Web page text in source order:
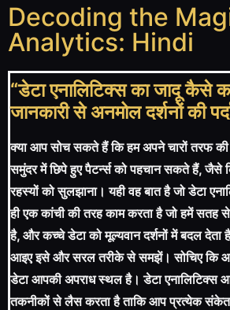
Decoding the
Analytics: Hindi
“डेटा एनालिटिक्स का जादू कैसे
जानकारी से अनमोल दर्शनों की
क्या आप सोच सकते हैं कि हम अपने चारों तरफ की
समुंदर में छिपे हुए पैटर्न्स को पहचान सकते हैं,
रहस्यों को सुलझाना। यही वह बात है जो डेटा
ही एक कांची की तरह काम करता है जो हमें सतह
है, और कच्चे डेटा को मूल्यवान दर्शनों में बदल देता
आइए इसे और सरल तरीके से समझें। सोचिए कि
डेटा आपकी अपराध स्थल है। डेटा एनालिटिक्स
तकनीकों से लैस करता है ताकि आप प्रत्येक संकेत